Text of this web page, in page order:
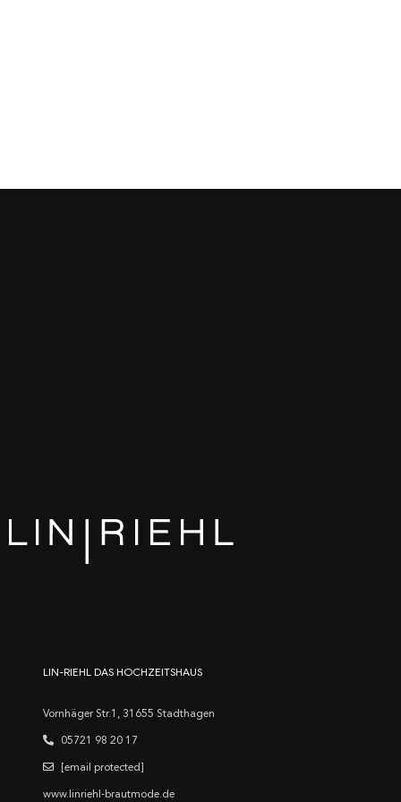
LIN-RIEHL DAS HOCHZEITSHAUS
Vornhäger Str.1, 31655 Stadthagen
05721 98 20 17
[email protected]
www.linriehl-brautmode.de